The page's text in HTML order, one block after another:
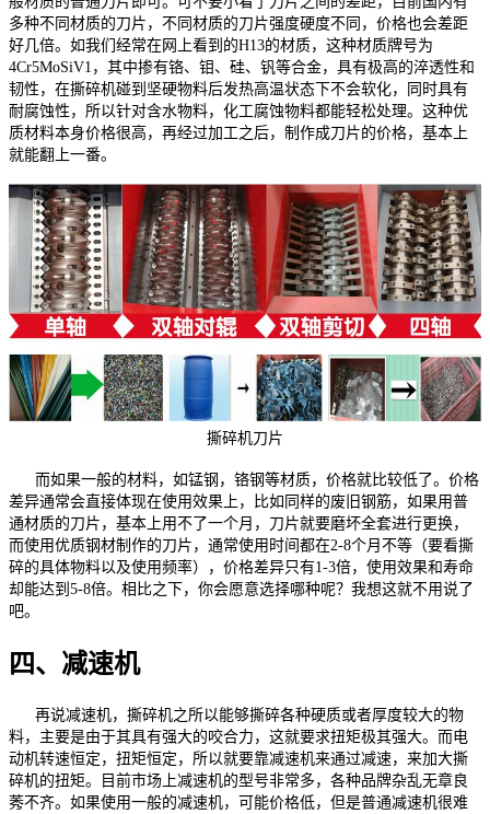
多种不同材质的刀片，不同材质的刀片强度硬度不同，价格也会差距
好几倍。如我们经常在网上看到的H13的材质，这种材质牌号为
4Cr5MoSiV1，其中掺有铬、钼、硅、钒等合金，具有极高的淬透性和
韧性，在撕碎机碰到坚硬物料后发热高温状态下不会软化，同时具有
耐腐蚀性，所以针对含水物料，化工腐蚀物料都能轻松处理。这种优
质材料本身价格很高，再经过加工之后，制作成刀片的价格，基本上
就能翻上一番。
撕碎机刀片
而如果一般的材料，如锰钢，铬钢等材质，价格就比较低了。价格
差异通常会直接体现在使用效果上，比如同样的废旧钢筋，如果用普
通材质的刀片，基本上用不了一个月，刀片就要磨坏全套进行更换，
而使用优质钢材制作的刀片，通常使用时间都在2-8个月不等（要看撕
碎的具体物料以及使用频率），价格差异只有1-3倍，使用效果和寿命
却能达到5-8倍。相比之下，你会愿意选择哪种呢？我想这就不用说了
吧。
四、减速机
再说减速机，撕碎机之所以能够撕碎各种硬质或者厚度较大的物
料，主要是由于其具有强大的咬合力，这就要求扭矩极其强大。而电
动机转速恒定，扭矩恒定，所以就要靠减速机来通过减速，来加大撕
碎机的扭矩。目前市场上减速机的型号非常多，各种品牌杂乱无章良
莠不齐。如果使用一般的减速机，可能价格低，但是普通减速机很难